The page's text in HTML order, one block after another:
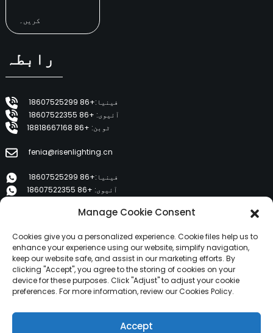
کریں۔
رابطہ
فینیا:+86 18607525299
آئیوی: +86 18607522355
ٹوبن: +86 18818667168
fenia@risenlighting.cn
فینیا:+86 18607525299
آئیوی: +86 18607522355
مصنوعات
مصنوعات
Manage Cookie Consent
Cookies give you a personalized experience. Cookie files help us to
enhance your experience using our website, simplify navigation,
keep our website safe, and assist in our marketing efforts. By
clicking "Accept", you agree to the storing of cookies on your
device for these purposes. Click "Adjust" to adjust your cookie
preferences. For more information, review our Cookies Policy.
Accept